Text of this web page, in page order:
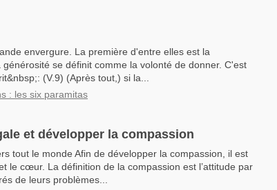
envergure. La première d'entre elles est la
se définit comme la volonté de donner. C'est
(V.9) (Après tout,) si la...
: les six paramitas
et développer la compassion
tout le monde Afin de développer la compassion, il est
le cœur. La définition de la compassion est l’attitude par
de leurs problèmes...